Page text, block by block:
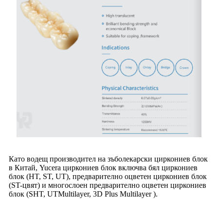
Като водещ производител на зъболекарски циркониев блок
в Китай, Yucera циркониев блок включва бял циркониев
блок (HT, ST, UT), предварително оцветен циркониев блок
(ST-цвят) и многослоен предварително оцветен циркониев
блок (SHT, UTMultilayer, 3D Plus Multilayer ).